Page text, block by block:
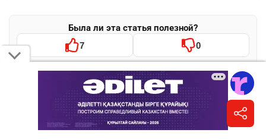
Была ли эта статья полезной?
7 0
Telegram